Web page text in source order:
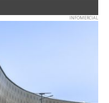
INFOMERCIAL